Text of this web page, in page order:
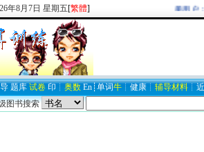
年8月 7日 星期五[繁體] 欢迎新注册用户：
题库 试卷 印 ┊ 奥数 En ┊ 单词牛 ┊ 健康 ┊ 辅导材料 ┊
图书搜索